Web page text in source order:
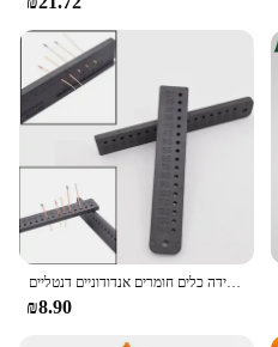
סרגל מדידה דנטלי מדידת טווח מכשירים עם טמפרטורות גבוהות בקנה מידה כלים חומרים אנדודוניים דנטליים
₪8.90